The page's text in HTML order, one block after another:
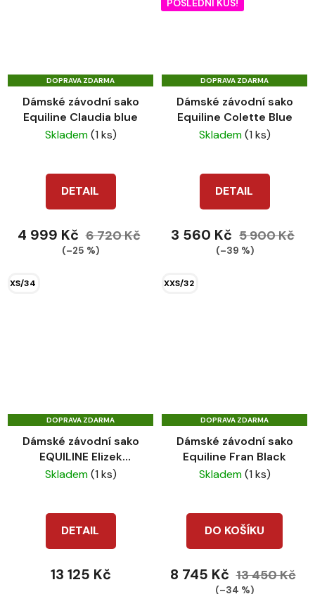
DOPRAVA ZDARMA
Dámské závodní sako
Equiline Claudia blue
Skladem(1 ks)
DETAIL
4 999 Kč 6 720 Kč
(–25 %)
XS/34
POSLEDNÍ KUS!
DOPRAVA ZDARMA
Dámské závodní sako
Equiline Colette Blue
Skladem(1 ks)
DETAIL
3 560 Kč 5 900 Kč
(–39 %)
XXS/32
DOPRAVA ZDARMA
Dámské závodní sako
EQUILINE Elizek
tempest
Skladem(1 ks)
DETAIL
13 125 Kč
DOPRAVA ZDARMA
Dámské závodní sako
Equiline Fran Black
Skladem(1 ks)
DO KOŠÍKU
8 745 Kč 13 450 Kč
(–34 %)